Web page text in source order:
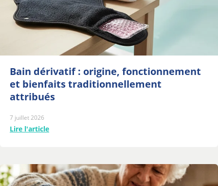
Bain dérivatif : origine, fonctionnement
et bienfaits traditionnellement
attribués
7 juillet 2026
Lire l'article